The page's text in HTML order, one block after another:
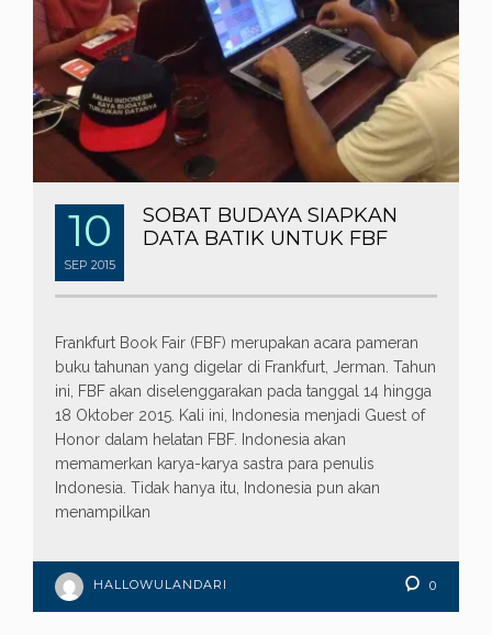
10
SEP 2015
SOBAT BUDAYA SIAPKAN
DATA BATIK UNTUK FBF
Frankfurt Book Fair (FBF) merupakan acara pameran
buku tahunan yang digelar di Frankfurt, Jerman. Tahun
ini, FBF akan diselenggarakan pada tanggal 14 hingga
18 Oktober 2015. Kali ini, Indonesia menjadi Guest of
Honor dalam helatan FBF. Indonesia akan
memamerkan karya-karya sastra para penulis
Indonesia. Tidak hanya itu, Indonesia pun akan
menampilkan
HALLOWULANDARI 0